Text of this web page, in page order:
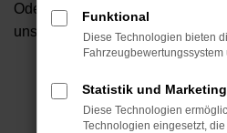
Oder Sie klicken auf den Button
unserem Händlernetzwerk.
Funktional
Diese Technologien bieten
Statistik und Marketing
Diese Technologien
Technologien eingesetzt,